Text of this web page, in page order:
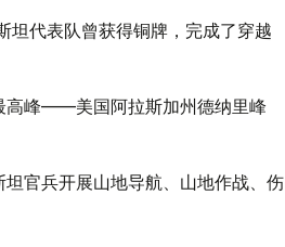
坦代表队曾获得铜牌，完成了穿越
高峰——美国阿拉斯加州德纳里峰
官兵开展山地导航、山地作战、伤